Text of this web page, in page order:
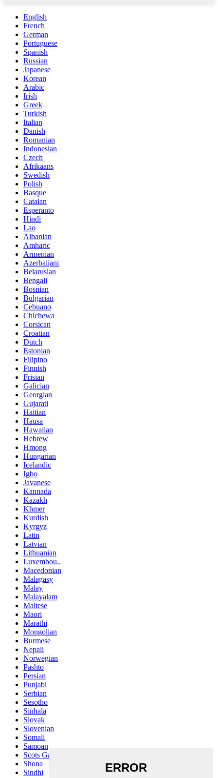
English
French
German
Portuguese
Spanish
Russian
Japanese
Korean
Arabic
Irish
Greek
Turkish
Italian
Danish
Romanian
Indonesian
Czech
Afrikaans
Swedish
Polish
Basque
Catalan
Esperanto
Hindi
Lao
Albanian
Amharic
Armenian
Azerbaijani
Belarusian
Bengali
Bosnian
Bulgarian
Cebuano
Chichewa
Corsican
Croatian
Dutch
Estonian
Filipino
Finnish
Frisian
Galician
Georgian
Gujarati
Haitian
Hausa
Hawaiian
Hebrew
Hmong
Hungarian
Icelandic
Igbo
Javanese
Kannada
Kazakh
Khmer
Kurdish
Kyrgyz
Latin
Latvian
Lithuanian
Luxembou..
Macedonian
Malagasy
Malay
Malayalam
Maltese
Maori
Marathi
Mongolian
Burmese
Nepali
Norwegian
Pashto
Persian
Punjabi
Serbian
Sesotho
Sinhala
Slovak
Slovenian
Somali
Samoan
Scots Gaelic
Shona
Sindhi